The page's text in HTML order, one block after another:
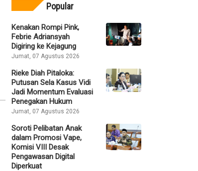
Popular
Kenakan Rompi Pink,
Febrie Adriansyah
Digiring ke Kejagung
Jumat, 07 Agustus 2026
Rieke Diah Pitaloka:
Putusan Sela Kasus Vidi
Jadi Momentum Evaluasi
Penegakan Hukum
Jumat, 07 Agustus 2026
Soroti Pelibatan Anak
dalam Promosi Vape,
Komisi VIII Desak
Pengawasan Digital
Diperkuat